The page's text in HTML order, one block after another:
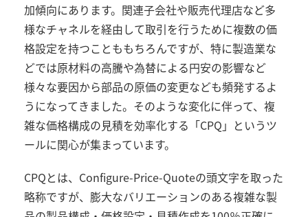
加傾向にあります。関連子会社や販売代理店など多
様なチャネルを経由して取引を行うために複数の価
格設定を持つことももちろんですが、特に製造業な
どでは原材料の高騰や為替による円安の影響など
様々な要因から部品の原価の変更なども頻発するよ
うになってきました。そのような変化に伴って、複
雑な価格構成の見積を効率化する「CPQ 」というツ
ールに関心が集まっています。
CPQとは、 Configure-Price-Quoteの頭文字を取った
略称ですが、膨大なバリエーションのある複雑な製